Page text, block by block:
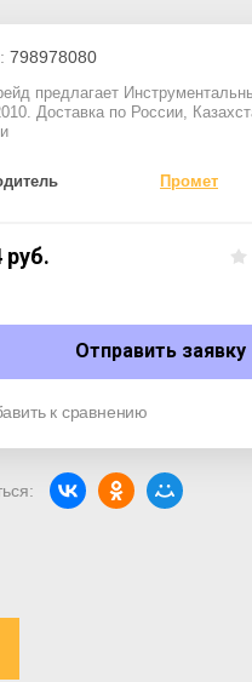
798978080
предлагает
Доставка по России,
Промет
руб.
Отправить заявку
к сравнению